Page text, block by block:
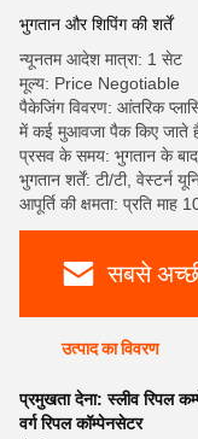
भुगतान और शिपिंग की शर्तें
न्यूनतम आदेश मात्रा: 1 सेट
मूल्य: Price Negotiable
पैकेजिंग विवरण: आंतरिक
में कई मुआवजा पैक किए जाते
प्रसव के समय: भुगतान के बाद
भुगतान शर्तें: टी/टी, वेस्टर्न
आपूर्ति की क्षमता: प्रति माह
सबसे
उत्पाद का विवरण
प्रमुखता देना:स्लीव रिपल
वर्ग रिपल कॉम्पेनसेटर